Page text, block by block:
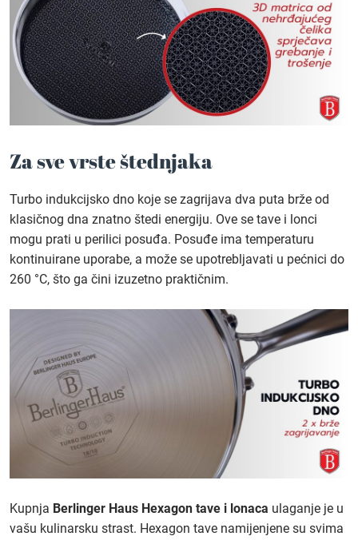
Za sve vrste štednjaka
Turbo indukcijsko dno koje se zagrijava dva puta brže od
klasičnog dna znatno štedi energiju. Ove se tave i lonci
mogu prati u perilici posuđa. Posuđe ima temperaturu
kontinuirane uporabe, a može se upotrebljavati u pećnici do
260 °C, što ga čini izuzetno praktičnim.
Kupnja Berlinger Haus Hexagon tave i lonaca ulaganje je u
vašu kulinarsku strast. Hexagon tave namijenjene su svima